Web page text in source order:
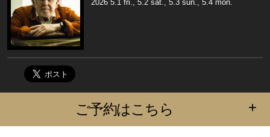
2026 5.1 fri., 5.2 sat., 5.3 sun., 5.4 mon.
ご予約はこちら +